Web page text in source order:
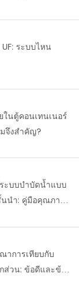
ระบบไหน
ในตู้คอนเทนเนอร์
จึงสำคัญ?
ะบบบำบัดน้ำแบบ
นนำ: คู่มือคุณภาพ
าการเทียบกับ
ส่วน: ข้อดีและข้อ